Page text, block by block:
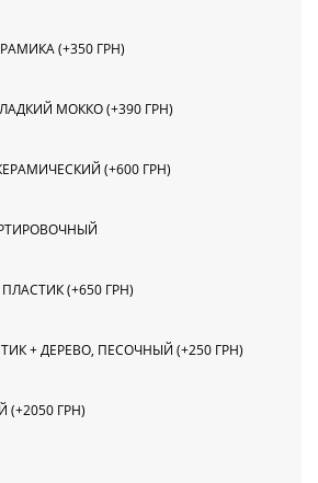
(+350 ГРН)
МОККО (+390 ГРН)
(+600 ГРН)
(+650 ГРН)
+ ДЕРЕВО, ПЕСОЧНЫЙ (+250 ГРН)
(+2050 ГРН)